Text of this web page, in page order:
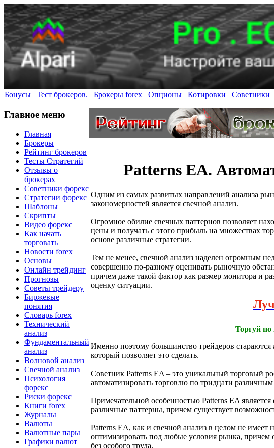
Бонусы Тест брокеров. Брокеры forex Опционы Котировки Советники
Главное меню
Главная
Брокеры
Рейтинг брокеров
Тесты Стратегий
Отзывы о
брокерах
Советники форекс
Стратегии форекс
Шаблоны
Скрипты
Видео форекс
Как начать
торговать
Новости forex
Основы
Онлайн трейдинг
Прогнозы
Советы трейдеру
Биржевые
понятия
Словарь forex
Технический
анализ
Фундаментальный
анализ
Волновой анализ
Свечной анализ
Психология
форекс
Риски форекс
Книги forex
Журналы
Валюты
Валютные пары
Графики валют
Patterns EA.
Одним из самых развитых направлений анализа
закономерностей является свечной анализ.
Огромное обилие свечных паттернов позволяет
цены и получать с этого прибыль на множествах
основе различные стратегии.
Тем не менее, свечной анализ наделен огромным
совершенно по-разному оценивать рыночную
причем даже такой фактор как размер монитора и
оценку ситуации.
Торгуй
Именно поэтому большинство трейдеров стараются
который позволяет это сделать.
Советник Patterns EA – это уникальный торговый
автоматизировать торговлю по тридцати
Примечательной особенностью Patterns EA
различные паттерны, причем существует
Patterns EA, как и свечной анализ в целом не
оптимизировать под любые условия рынка, причем
без особого труда.